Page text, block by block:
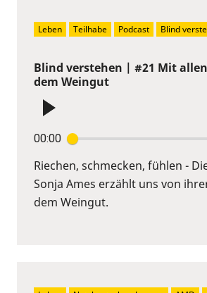
Blind verstehen | #21 Mit
dem Weingut
00:00
Riechen, schmecken, fühlen -
Sonja Ames erzählt uns von
dem Weingut.
Leben Teilhabe Podcast Blind